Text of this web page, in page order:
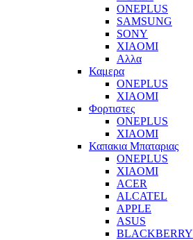
ONEPLUS
SAMSUNG
SONY
XIAOMI
Αλλα
Καμερα
ONEPLUS
XIAOMI
Φορτιστες
ONEPLUS
XIAOMI
Καπακια Μπαταριας
ONEPLUS
XIAOMI
ACER
ALCATEL
APPLE
ASUS
BLACKBERRY